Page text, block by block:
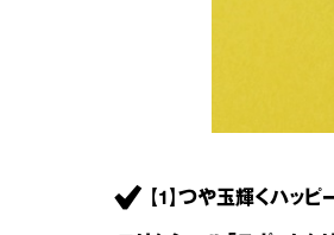
【1】つや玉輝くハッ